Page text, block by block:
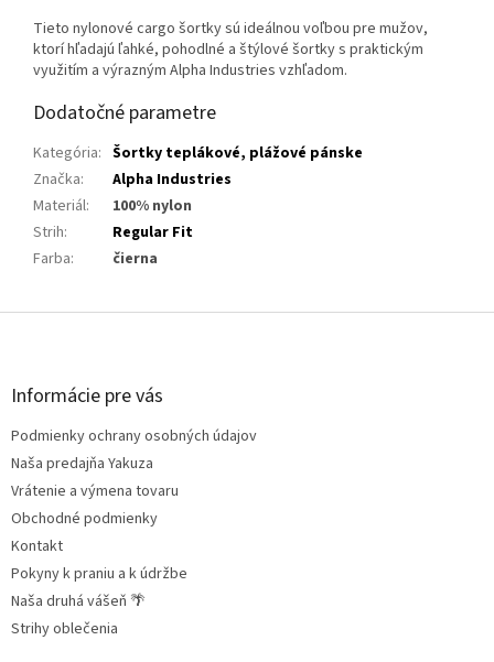
Tieto nylonové cargo šortky sú ideálnou voľbou pre mužov,
ktorí hľadajú ľahké, pohodlné a štýlové šortky s praktickým
využitím a výrazným Alpha Industries vzhľadom.
Dodatočné parametre
Kategória: Šortky teplákové, plážové pánske
Značka:
Alpha Industries
Materiál:
100% nylon
Strih:
Regular Fit
Farba: čierna
Z
Informácie pre vás
Podmienky ochrany osobných údajov
Naša predajňa Yakuza
Vrátenie a výmena tovaru
Obchodné podmienky
Kontakt
Pokyny k praniu a k údržbe
Naša druhá vášeň 🌴
Strihy oblečenia